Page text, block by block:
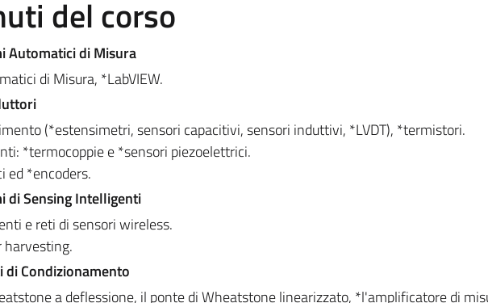
del corso
Automatici di Misura
di Misura, *LabVIEW.
(*estensimetri, sensori capacitivi, sensori induttivi, *LVDT), *termistori.
*termocoppie e *sensori piezoelettrici.
ed *encoders.
di Sensing Intelligenti
e reti di sensori wireless.
harvesting.
di Condizionamento
a deflessione, il ponte di Wheatstone linearizzato, *l'amplificatore di